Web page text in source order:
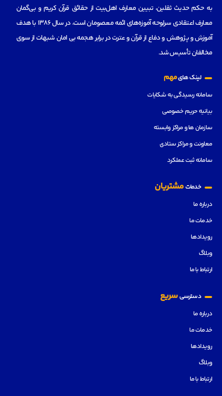
به حکم حدیث ثقلین، تبیین معارف اهل‌بیت از حقائق قرآن کریم و بی‌گمان
معارف اعتقادی سرلوحه آموزه‌های ائمه معصومان است، در سال 1386 با هدف
آموزش و پژوهش و دفاع از قرآن و عترت در برابر هجمه بی امان شبهات از سوی
مخالفان تأسیس شد.
لینک هایمهم
سامانه رسیدگی به شکایات
بیانیه حریم خصوصی
سازمان ها و مراکز وابسته
معاونت و مراکز ستادی
سامانه ثبت عملکرد
خدماتمشتریان
درباره ما
خدمات ما
رویدادها
وبلاگ
ارتباط با ما
دسترسیسریع
درباره ما
خدمات ما
رویدادها
وبلاگ
ارتباط با ما